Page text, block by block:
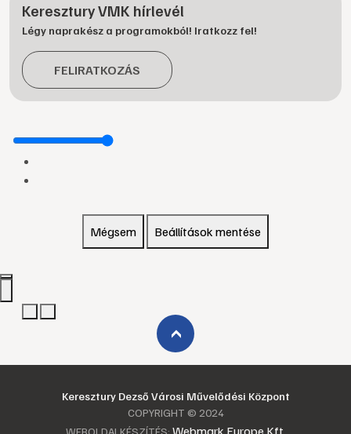
Keresztury VMK hírlevél
Légy naprakész a programokból! Iratkozz fel!
FELIRATKOZÁS
Mégsem Beállítások mentése
›
Keresztury Dezső Városi Művelődési Központ
COPYRIGHT © 2024